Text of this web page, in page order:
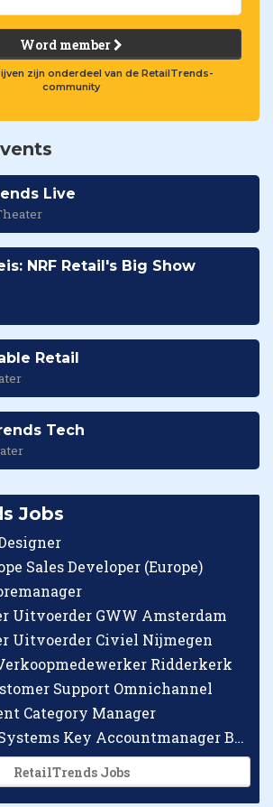
Word member
zijn onderdeel van de RetailTrends-
community
Live
NRF Retail's Big Show
Retail
Tech
Jobs
Sales Developer (Europe)
Uitvoerder GWW Amsterdam
Uitvoerder Civiel Nijmegen
Ridderkerk
Support Omnichannel
Category Manager
Checkpoint Systems Key Accountmanager Benelux
RetailTrends Jobs